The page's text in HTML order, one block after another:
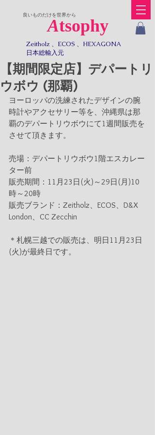
Atsophy
​良いものだけを世界から
Zeitholz 、ECOS 、HEXAGONA
日本総輸入元​​
【期間限定店】デパートリ
ウボウ (那覇)
ヨーロッパの洗練されたデザインの腕
時計やアクセサリー等を、沖縄県は那
覇のデパートリウボウにて1週間販売を
させて頂きます。
売場：デパートリウボウ1階エスカレー
ター前
販売期間：11月23日(火)～29日(月)10
時～20時
販売ブランド：Zeitholz、ECOS、D&X
London、CC Zecchin
＊札幌三越での販売は、明日11月23日
(火)が最終日です。